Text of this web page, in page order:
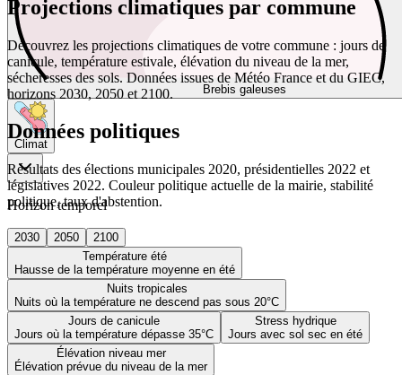
Brebis galeuses
Climat
Horizon temporel
2030 2050
2100
Température été
Hausse de la température moyenne en été
Nuits tropicales
Nuits où la température ne descend pas sous 20°C
Jours de canicule
Jours où la température dépasse 35°C
Stress hydrique
Jours avec sol sec en été
Élévation niveau mer
Élévation prévue du niveau de la mer
Projections climatiques par commune
Découvrez les projections climatiques de votre commune : jours de
canicule, température estivale, élévation du niveau de la mer,
sécheresses des sols. Données issues de Météo France et du GIEC,
horizons 2030, 2050 et 2100.
Données politiques
Résultats des élections municipales 2020, présidentielles 2022 et
législatives 2022. Couleur politique actuelle de la mairie, stabilité
politique, taux d'abstention.